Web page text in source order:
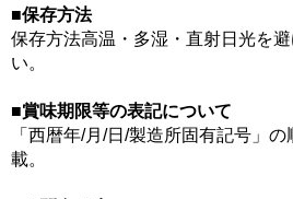
■保存方法
保存方法高温・多湿・直射日光を
い。
■賞味期限等の表記について
「西暦年/月/日/製造所固有記号」
載。